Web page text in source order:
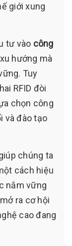
giới xung
tư vào công
hướng mà
Tuy
RFID đòi
chọn công
và đào tạo
chúng ta
cách hiệu
nắm vững
ra cơ hội
cao đang